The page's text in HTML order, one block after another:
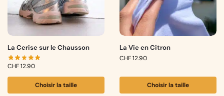
La Cerise sur le Chausson
CHF12.90
Choisir la taille
La Vie en Citron
CHF12.90
Choisir la taille